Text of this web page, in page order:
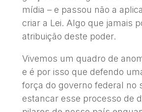
mídia – e passou não a
criar a Lei. Algo que jamais
atribuição deste poder.
Vivemos um quadro de
e é por isso que defendo
força do governo federal no
estancar esse processo de